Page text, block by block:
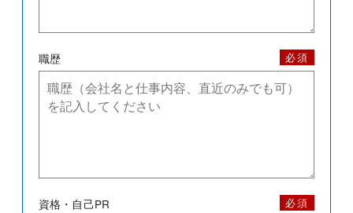
職歴 必須
資格・自己PR 必須